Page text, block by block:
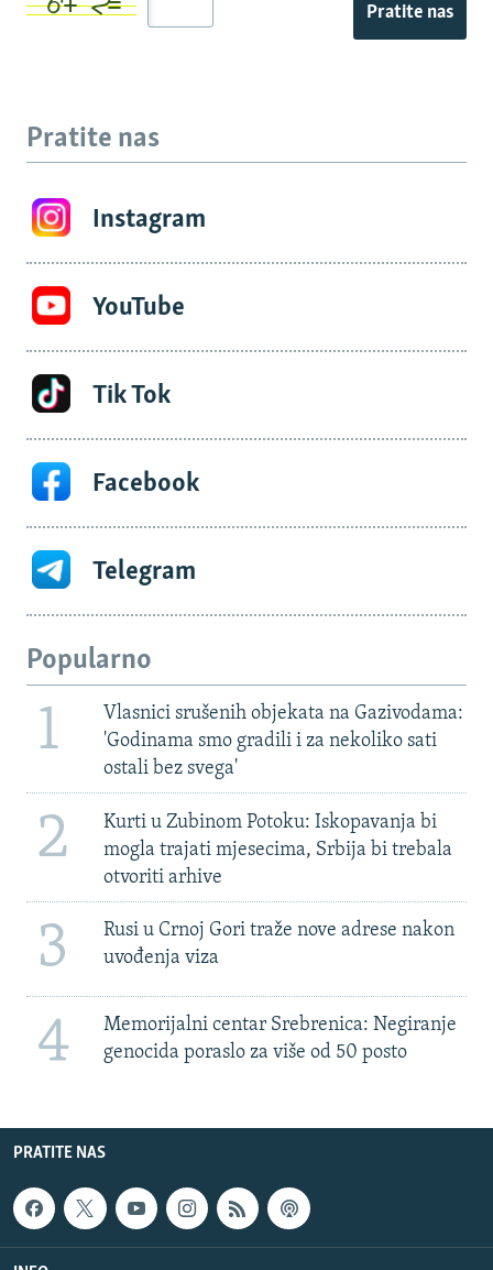
Pratite nas
Pratite nas
Instagram
YouTube
Tik Tok
Facebook
Telegram
Popularno
1
Vlasnici srušenih objekata na Gazivodama:
'Godinama smo gradili i za nekoliko sati
ostali bez svega'
2
Kurti u Zubinom Potoku: Iskopavanja bi
mogla trajati mjesecima, Srbija bi trebala
otvoriti arhive
3
Rusi u Crnoj Gori traže nove adrese nakon
uvođenja viza
4
Memorijalni centar Srebrenica: Negiranje
genocida poraslo za više od 50 posto
PRATITE NAS